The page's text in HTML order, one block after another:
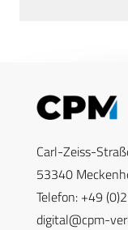
Carl-Zeiss-
53340
Telefon: +49
digital@cpm-